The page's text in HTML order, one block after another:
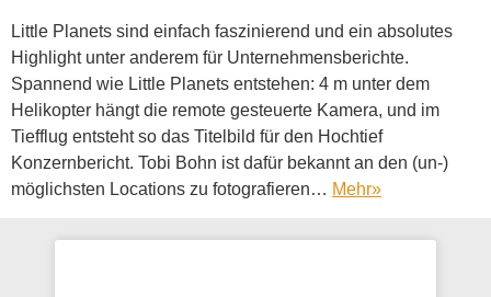
Little Planets sind einfach faszinierend und ein absolutes
Highlight unter anderem für Unternehmensberichte.
Spannend wie Little Planets entstehen: 4 m unter dem
Helikopter hängt die remote gesteuerte Kamera, und im
Tiefflug entsteht so das Titelbild für den Hochtief
Konzernbericht. Tobi Bohn ist dafür bekannt an den (un-)
möglichsten Locations zu fotografieren… Mehr»